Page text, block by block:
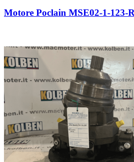
Motore Poclain MSE02-1-123-